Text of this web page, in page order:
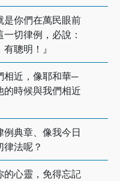
是你們在萬民眼前
切律例，必說：
聰明！』
近，像耶和華─
時候與我們相近
例典章、像我今日
法呢？
的心靈，免得忘記